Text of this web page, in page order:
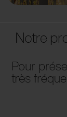
Notre
Pour
très